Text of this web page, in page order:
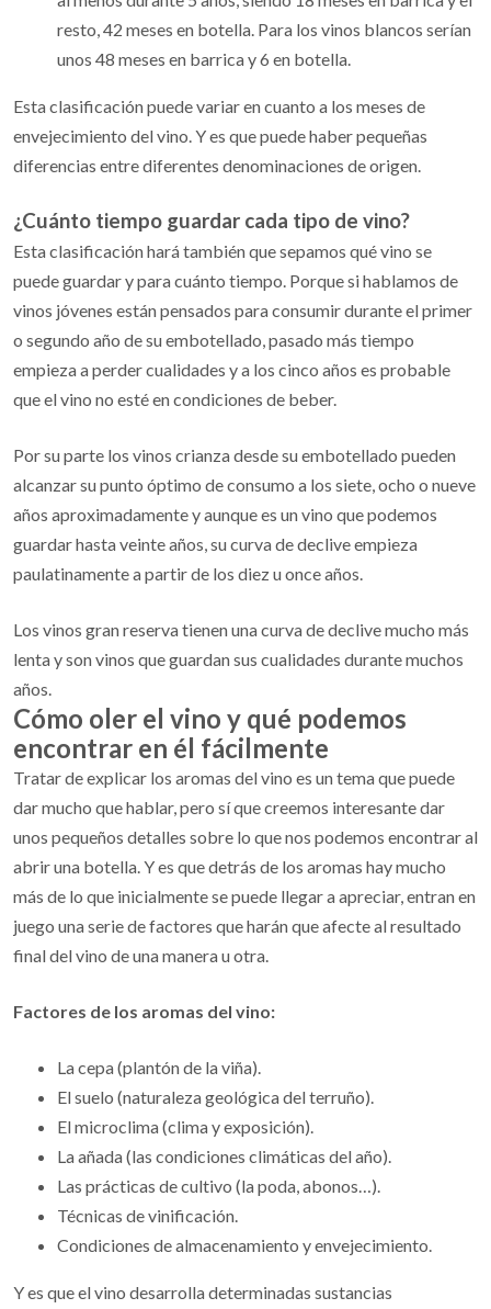
resto, 42 meses en botella. Para los vinos blancos serían
unos 48 meses en barrica y 6 en botella.
Esta clasificación puede variar en cuanto a los meses de
envejecimiento del vino. Y es que puede haber pequeñas
diferencias entre diferentes denominaciones de origen.
¿Cuánto tiempo guardar cada tipo de vino?
Esta clasificación hará también que sepamos qué vino se
puede guardar y para cuánto tiempo. Porque si hablamos de
vinos jóvenes están pensados para consumir durante el primer
o segundo año de su embotellado, pasado más tiempo
empieza a perder cualidades y a los cinco años es probable
que el vino no esté en condiciones de beber.
Por su parte los vinos crianza desde su embotellado pueden
alcanzar su punto óptimo de consumo a los siete, ocho o nueve
años aproximadamente y aunque es un vino que podemos
guardar hasta veinte años, su curva de declive empieza
paulatinamente a partir de los diez u once años.
Los vinos gran reserva tienen una curva de declive mucho más
lenta y son vinos que guardan sus cualidades durante muchos
años.
Cómo oler el vino y qué podemos
encontrar en él fácilmente
Tratar de explicar los aromas del vino es un tema que puede
dar mucho que hablar, pero sí que creemos interesante dar
unos pequeños detalles sobre lo que nos podemos encontrar al
abrir una botella. Y es que detrás de los aromas hay mucho
más de lo que inicialmente se puede llegar a apreciar, entran en
juego una serie de factores que harán que afecte al resultado
final del vino de una manera u otra.
Factores de los aromas del vino:
La cepa (plantón de la viña).
El suelo (naturaleza geológica del terruño).
El microclima (clima y exposición).
La añada (las condiciones climáticas del año).
Las prácticas de cultivo (la poda, abonos…).
Técnicas de vinificación.
Condiciones de almacenamiento y envejecimiento.
Y es que el vino desarrolla determinadas sustancias